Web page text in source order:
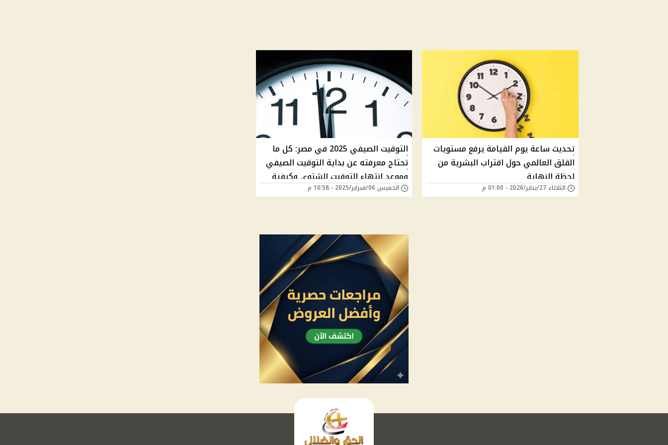
تحديث ساعة يوم القيامة يرفع مستويات
القلق العالمي حول اقتراب البشرية من
لحظة النهاية
الثلاثاء 27/يناير/2026 - 01:00 م
التوقيت الصيفي 2025 في مصر: كل ما
تحتاج معرفته عن بداية التوقيت الصيفي
وموعد انتهاء التوقيت الشتوي وكيفية
ضبط ساعتك .."إمتى هيبدأ؟"
الخميس 06/فبراير/2025 - 10:58 م